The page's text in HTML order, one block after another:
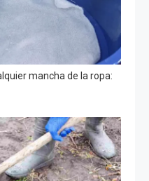
mancha de la ropa: